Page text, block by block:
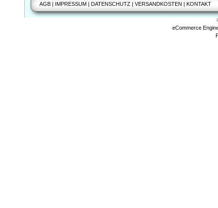
AGB | IMPRESSUM | DATENSCHUTZ | VERSANDKOSTEN | KONTAKT
eCommerce